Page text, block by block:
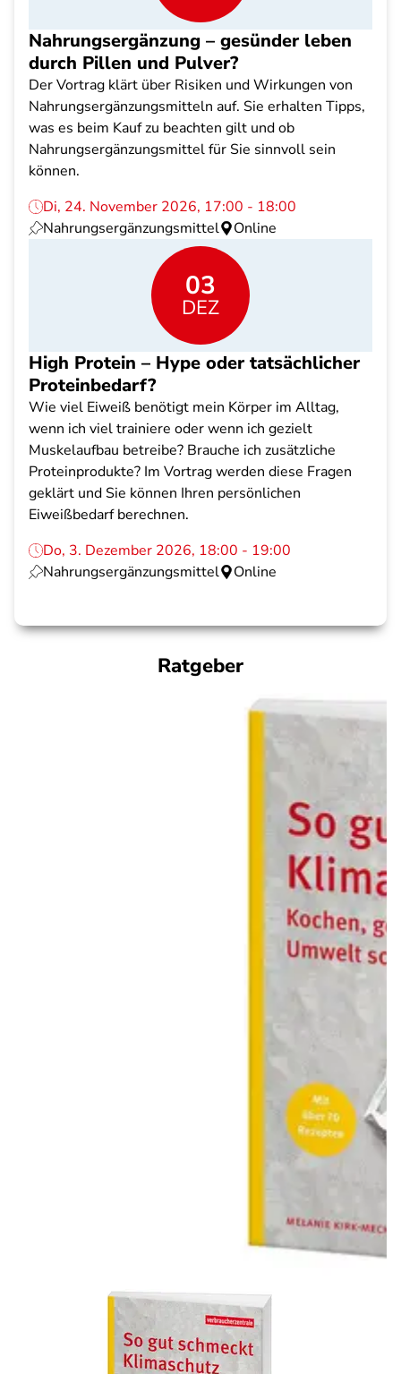
Nahrungsergänzung – gesünder leben
durch Pillen und Pulver?
Der Vortrag klärt über Risiken und Wirkungen von
Nahrungsergänzungsmitteln auf. Sie erhalten Tipps,
was es beim Kauf zu beachten gilt und ob
Nahrungsergänzungsmittel für Sie sinnvoll sein
können.
Di, 24. November 2026, 17:00 - 18:00
Nahrungsergänzungsmittel
Online
03
DEZ
High Protein – Hype oder tatsächlicher
Proteinbedarf?
Wie viel Eiweiß benötigt mein Körper im Alltag,
wenn ich viel trainiere oder wenn ich gezielt
Muskelaufbau betreibe? Brauche ich zusätzliche
Proteinprodukte? Im Vortrag werden diese Fragen
geklärt und Sie können Ihren persönlichen
Eiweißbedarf berechnen.
Do, 3. Dezember 2026, 18:00 - 19:00
Nahrungsergänzungsmittel
Online
Ratgeber